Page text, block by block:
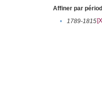
Affiner par
•
1789-1815